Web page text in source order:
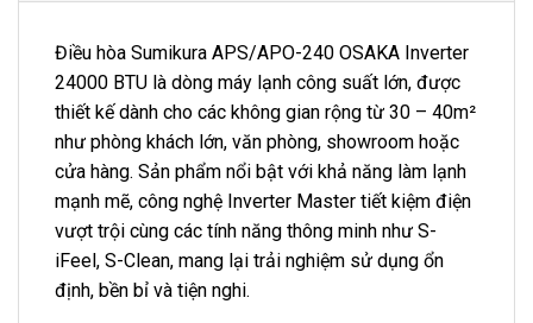
Điều hòa Sumikura APS/APO-240 OSAKA Inverter
24000 BTU là dòng máy lạnh công suất lớn, được
thiết kế dành cho các không gian rộng từ 30 – 40m²
như phòng khách lớn, văn phòng, showroom hoặc
cửa hàng. Sản phẩm nổi bật với khả năng làm lạnh
mạnh mẽ, công nghệ Inverter Master tiết kiệm điện
vượt trội cùng các tính năng thông minh như S-
iFeel, S-Clean, mang lại trải nghiệm sử dụng ổn
định, bền bỉ và tiện nghi.